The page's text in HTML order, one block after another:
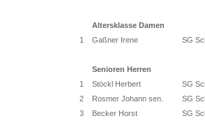
Altersklasse Damen
1
Gaßner Irene SG
Senioren Herren
1
Stöckl Herbert
SG
2
Rosmer Johann sen.
SG
3
Becker Horst SG